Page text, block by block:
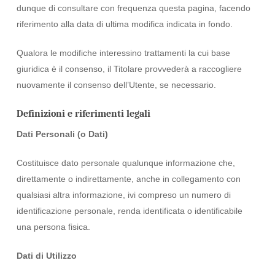
dunque di consultare con frequenza questa pagina, facendo
riferimento alla data di ultima modifica indicata in fondo.
Qualora le modifiche interessino trattamenti la cui base
giuridica è il consenso, il Titolare provvederà a raccogliere
nuovamente il consenso dell’Utente, se necessario.
Definizioni e riferimenti legali
Dati Personali (o Dati)
Costituisce dato personale qualunque informazione che,
direttamente o indirettamente, anche in collegamento con
qualsiasi altra informazione, ivi compreso un numero di
identificazione personale, renda identificata o identificabile
una persona fisica.
Dati di Utilizzo